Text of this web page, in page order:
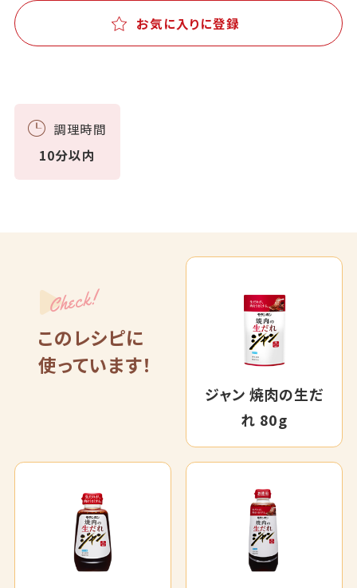
お気に入りに登録
調理時間
10分以内
Check!
このレシピに
使っています！
ジャン 焼肉の生だ
れ 80g